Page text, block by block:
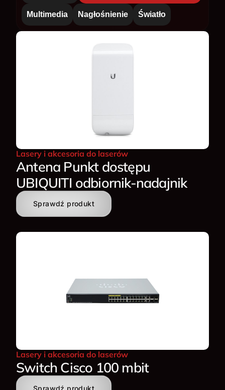
Multimedia Nagłośnienie Światło
Lasery i akcesoria do laserów
Antena Punkt dostępu
UBIQUITI odbiornik-nadajnik
Sprawdź produkt
Lasery i akcesoria do laserów
Switch Cisco 100 mbit
Sprawdź produkt